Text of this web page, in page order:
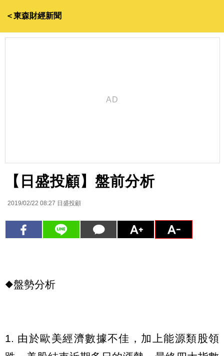
＜東森財經新聞
【日盛投顧】盤前分析
2019/02/22 08:27 日盛投顧
◆盤勢分析
1. 由於歐美經濟數據不佳，加上能源類股領